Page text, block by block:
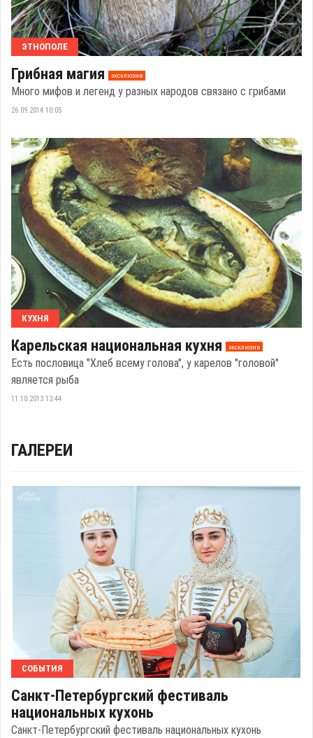
ЭТНОПОЛЕ
Грибная магия эксклюзив
Много мифов и легенд у разных народов связано с грибами
26.09.2014 10:05
КУХНЯ
Карельская национальная кухня эксклюзив
Есть пословица "Хлеб всему голова", у карелов "головой"
является рыба
11.10.2013 13:44
ГАЛЕРЕИ
СОБЫТИЯ
Санкт-Петербургский фестиваль
национальных кухонь
Санкт-Петербургский фестиваль национальных кухонь